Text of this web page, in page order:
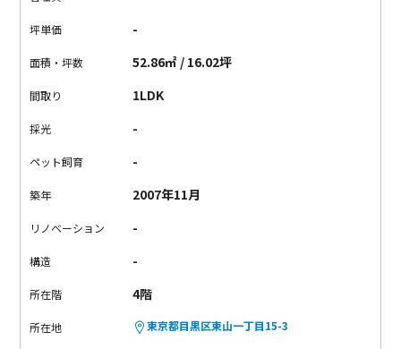
る方は是非内覧をオススメします。
※写真は別室です。写真の脚注を確認ください。
坪単価 -
面積・坪数 52.86㎡ / 16.02坪
間取り 1LDK
採光 -
ペット飼育 -
築年 2007年11月
リノベーション -
構造 -
所在階 4階
所在地 東京都目黒区東山一丁目15-3